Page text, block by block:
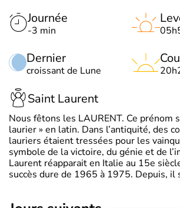
Journée
-3 min
Dernier
croissant de Lune
Saint Laurent
Nous fêtons les LAURENT. Ce prénom
laurier » en latin. Dans l’antiquité, des
lauriers étaient tressées pour les
symbole de la victoire, du génie et de
Laurent réapparait en Italie au 15e
succès dure de 1965 à 1975. Depuis, il